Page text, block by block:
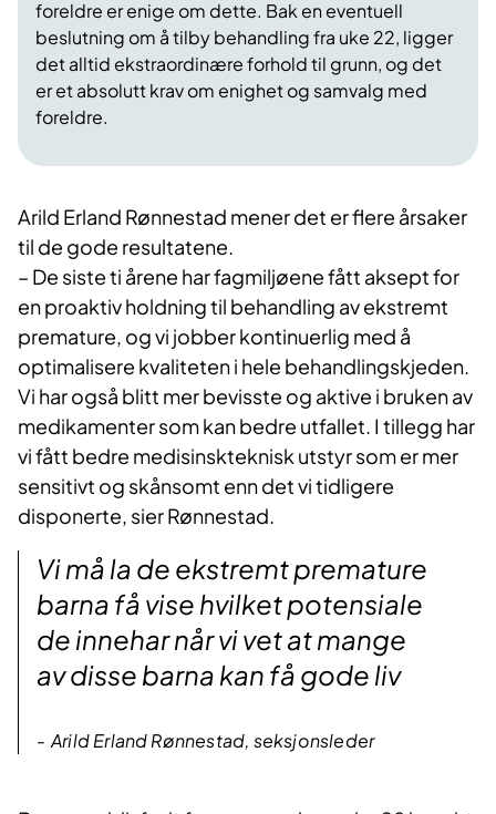
foreldre er enige om dette. Bak en eventuell
beslutning om å tilby behandling fra uke 22, ligger
det alltid ekstraordinære forhold til grunn, og det
er et absolutt krav om enighet og samvalg med
foreldre.
Arild Erland Rønnestad mener det er flere årsaker
til de gode resultatene.
– De siste ti årene har fagmiljøene fått aksept for
en proaktiv holdning til behandling av ekstremt
premature, og vi jobber kontinuerlig med å
optimalisere kvaliteten i hele behandlingskjeden.
Vi har også blitt mer bevisste og aktive i bruken av
medikamenter som kan bedre utfallet. I tillegg har
vi fått bedre medisinskteknisk utstyr som er mer
sensitivt og skånsomt enn det vi tidligere
disponerte, sier Rønnestad.
Vi må la de ekstremt premature
barna få vise hvilket potensiale
de innehar når vi vet at mange
av disse barna kan få gode liv
Arild Erland Rønnestad, seksjonsleder